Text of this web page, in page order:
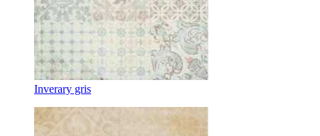
Inverary gris